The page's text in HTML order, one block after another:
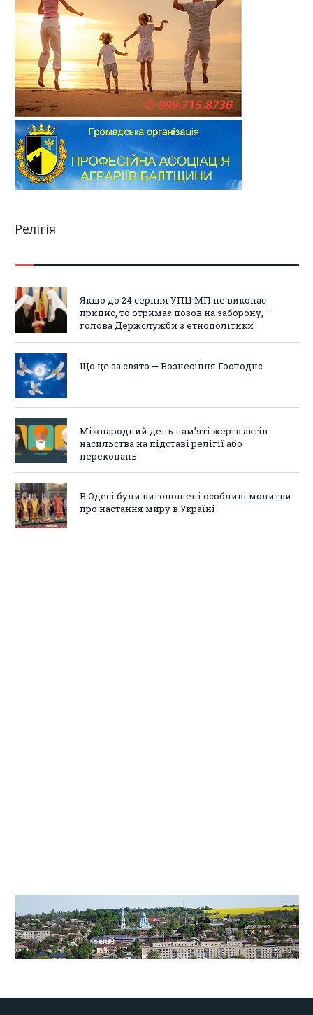
Релігія
Якщо до 24 серпня УПЦ МП не виконає
припис, то отримає позов на заборону, –
голова Держслужби з етнополітики
Що це за свято — Вознесіння Господнє
Міжнародний день пам’яті жертв актів
насильства на підставі релігії або
переконань
В Одесі були виголошені особливі молитви
про настання миру в Україні